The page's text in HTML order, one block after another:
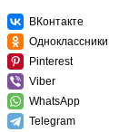
ВКонтакте
Одноклассники
Pinterest
Viber
WhatsApp
Telegram